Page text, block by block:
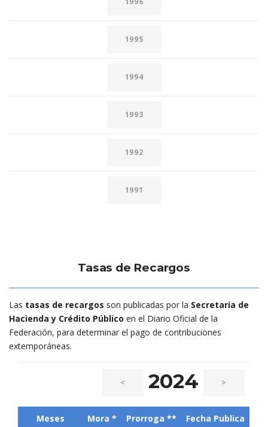
1995
1994
1993
1992
1991
Tasas de Recargos
Las tasas de recargos son publicadas por la Secretaria de
Hacienda y Crédito Público en el Diario Oficial de la
Federación, para determinar el pago de contribuciones
extemporáneas.
< 2024 >
Meses Mora * Prorroga ** Fecha Publica